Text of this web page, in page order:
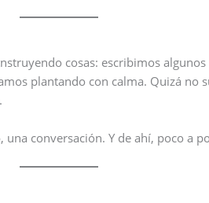
cosas: escribimos
plantando con calma. Quizá no
conversación. Y de ahí, poco a